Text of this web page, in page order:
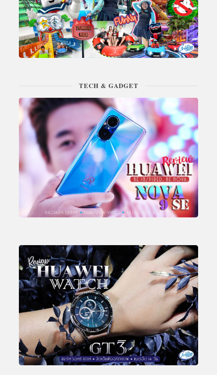
TECH & GADGET